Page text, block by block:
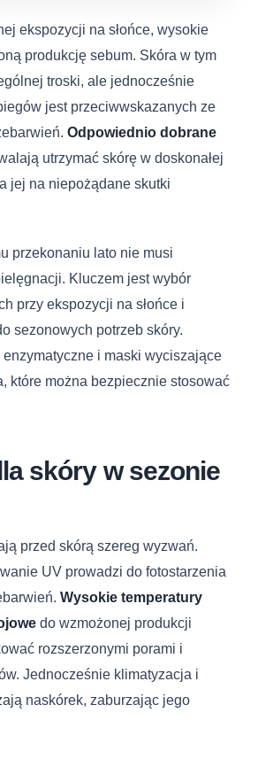
ekspozycji na słońce, wysokie
produkcję sebum. Skóra w tym
troski, ale jednocześnie
jest przeciwwskazanych ze
Odpowiednio dobrane
utrzymać skórę w doskonałej
jej na niepożądane skutki
przekonaniu lato nie musi
Kluczem jest wybór
przy ekspozycji na słońce i
sezonowych potrzeb skóry.
enzymatyczne i maski wyciszające
które można bezpiecznie stosować
skóry w sezonie
przed skórą szereg wyzwań.
UV prowadzi do fotostarzenia
Wysokie temperatury
do wzmożonej produkcji
rozszerzonymi porami i
Jednocześnie klimatyzacja i
naskórek, zaburzając jego